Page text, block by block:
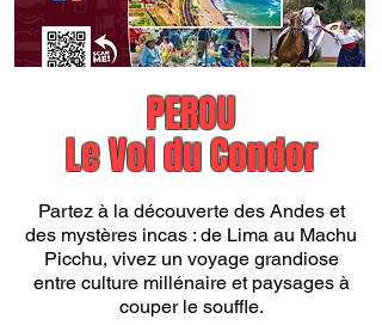
PEROU
Le Vol du Condor
Partez à la découverte des Andes et
des mystères incas : de Lima au Machu
Picchu, vivez un voyage grandiose
entre culture millénaire et paysages à
couper le souffle.